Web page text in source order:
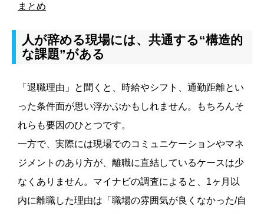
まとめ
人が辞める現場には、共通する“構造的
な課題”がある
「退職理由」と聞くと、時給やシフト、通勤距離とい
った条件面が思い浮かぶかもしれません。もちろんそ
れらも要因のひとつです。
一方で、実際には現場でのコミュニケーションやマネ
ジメントのあり方が、離職に直結しているケースは少
なくありません。マイナビの調査によると、1ヶ月以
内に離職した理由は「職場の雰囲気が良くなかった/自